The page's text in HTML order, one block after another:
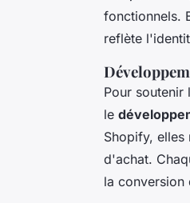
fonctionnels.
reflète
Pour soutenir
le
Shopify, elles
d'achat.
la conversion